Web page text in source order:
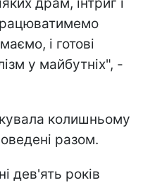
і готові
у майбутніх", -
колишньому
разом.
дев'ять років